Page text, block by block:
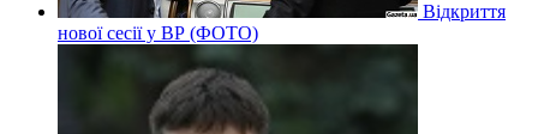
Відкриття
нової сесії у ВР (ФОТО)